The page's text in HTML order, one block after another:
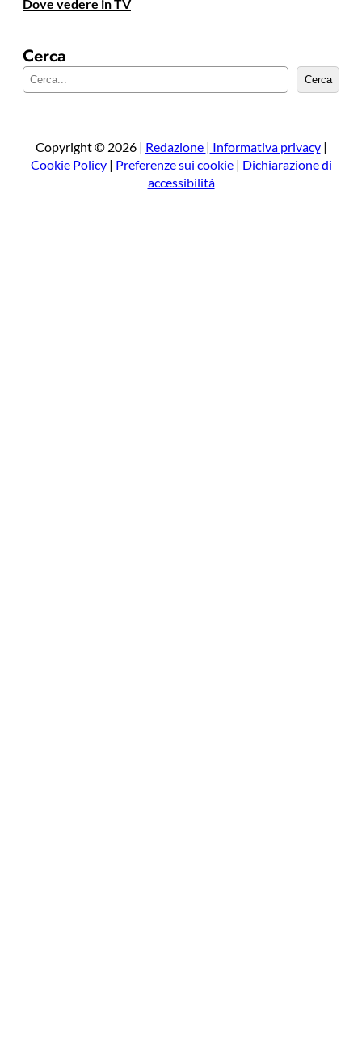
Dove vedere in TV
Cerca
e
a
Cerca
Copyright © 2026 | Redazione | Informativa privacy|
Cookie Policy| Preferenze sui cookie| Dichiarazione di
accessibilità